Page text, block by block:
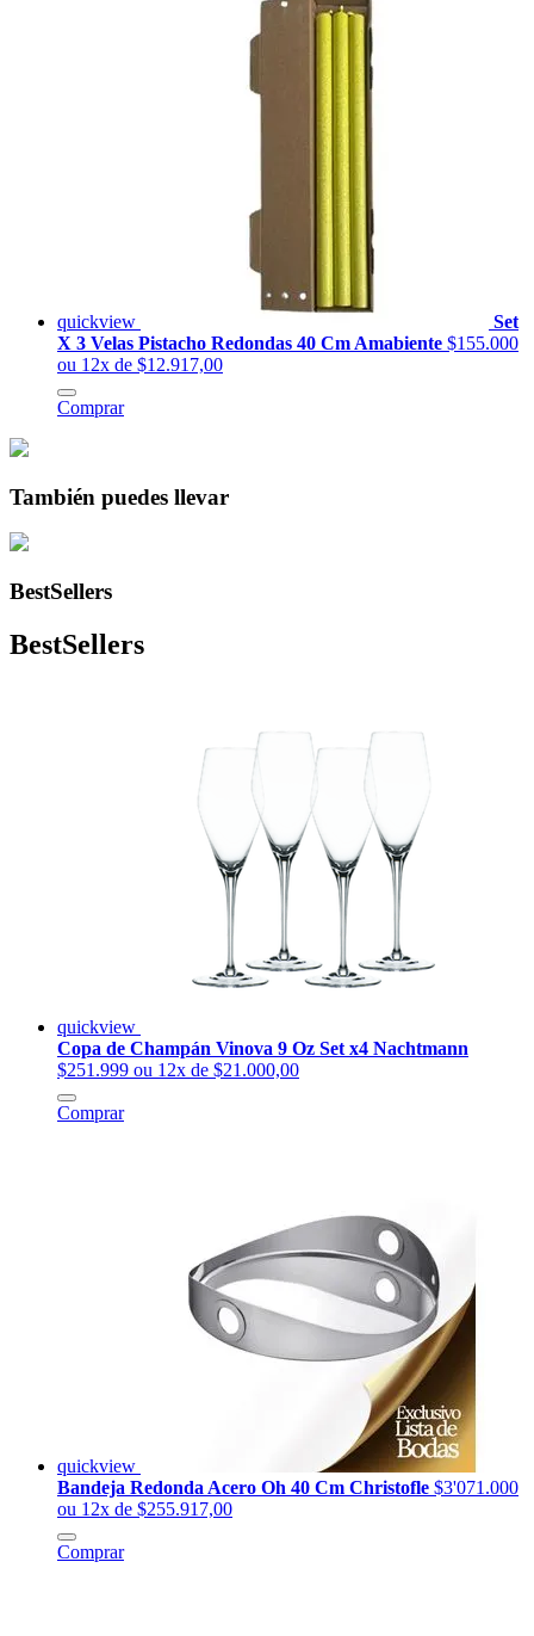
quickview
Set
X 3 Velas Pistacho Redondas 40 Cm Amabiente $155.000
ou 12x de $12.917,00
Comprar
También puedes llevar
BestSellers
BestSellers
quickview
Copa de Champán Vinova 9 Oz Set x4 Nachtmann
$251.999 ou 12x de $21.000,00
Comprar
quickview
Bandeja Redonda Acero Oh 40 Cm Christofle $3'071.000
ou 12x de $255.917,00
Comprar